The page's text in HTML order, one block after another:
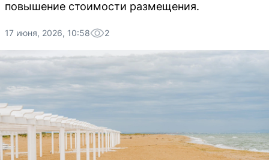
повышение стоимости размещения.
17 июня, 2026, 10:58 2